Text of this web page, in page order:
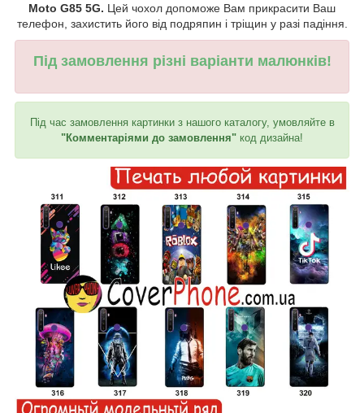
Moto G85 5G. Цей чохол допоможе Вам прикрасити Ваш
телефон, захистить його від подряпин і тріщин у разі падіння.
Під замовлення різні варіанти малюнків!
Під час замовлення картинки з нашого каталогу, умовляйте в
"Комментаріями до замовлення" код дизайна!